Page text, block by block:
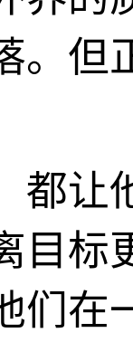
。但
都让
目标
们在